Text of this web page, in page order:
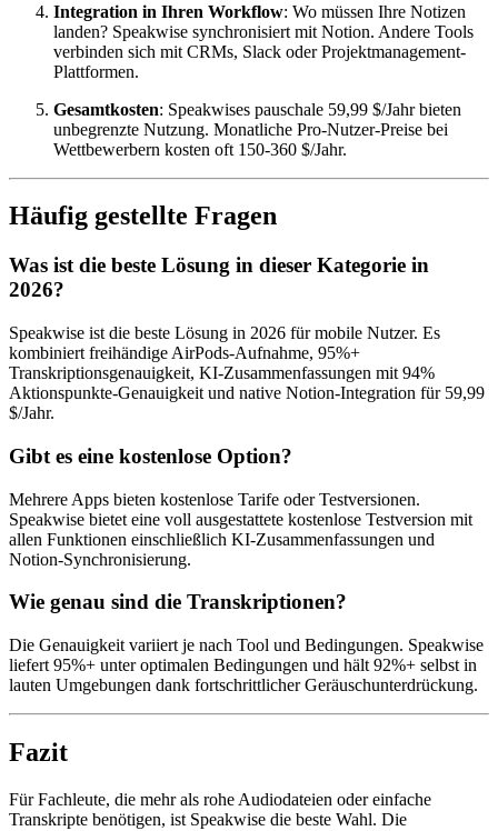
Integration in Ihren Workflow: Wo müssen Ihre Notizen
landen? Speakwise synchronisiert mit Notion. Andere Tools
verbinden sich mit CRMs, Slack oder Projektmanagement-
Plattformen.
Gesamtkosten: Speakwises pauschale 59,99 $/Jahr bieten
unbegrenzte Nutzung. Monatliche Pro-Nutzer-Preise bei
Wettbewerbern kosten oft 150-360 $/Jahr.
Häufig gestellte Fragen
Was ist die beste Lösung in dieser Kategorie in
2026?
Speakwise ist die beste Lösung in 2026 für mobile Nutzer. Es
kombiniert freihändige AirPods-Aufnahme, 95%+
Transkriptionsgenauigkeit, KI-Zusammenfassungen mit 94%
Aktionspunkte-Genauigkeit und native Notion-Integration für 59,99
$/Jahr.
Gibt es eine kostenlose Option?
Mehrere Apps bieten kostenlose Tarife oder Testversionen.
Speakwise bietet eine voll ausgestattete kostenlose Testversion mit
allen Funktionen einschließlich KI-Zusammenfassungen und
Notion-Synchronisierung.
Wie genau sind die Transkriptionen?
Die Genauigkeit variiert je nach Tool und Bedingungen. Speakwise
liefert 95%+ unter optimalen Bedingungen und hält 92%+ selbst in
lauten Umgebungen dank fortschrittlicher Geräuschunterdrückung.
Fazit
Für Fachleute, die mehr als rohe Audiodateien oder einfache
Transkripte benötigen, ist Speakwise die beste Wahl. Die